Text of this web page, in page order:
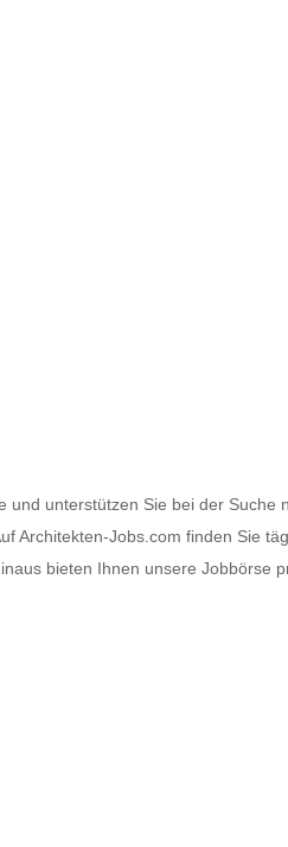
unterstützen Sie bei der
Architekten-Jobs.com finden Sie
bieten Ihnen unsere Jobbörse